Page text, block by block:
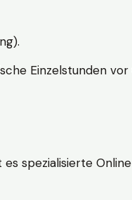
Einzelstunden
spezialisierte